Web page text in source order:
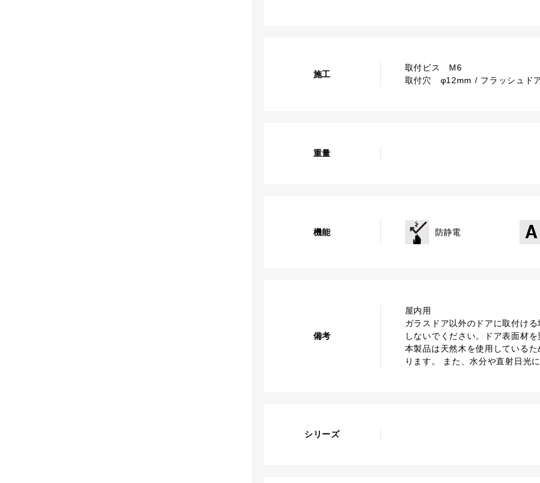
施工
取付ビス M6
取付穴 φ12mm / フラッシュド
重量
機能 防静電
備考
屋内用
ガラスドア以外のドアに取付け
しないでください。ドア表面材
本製品は天然木を使用している
ります。 また、水分や直射日光
シリーズ